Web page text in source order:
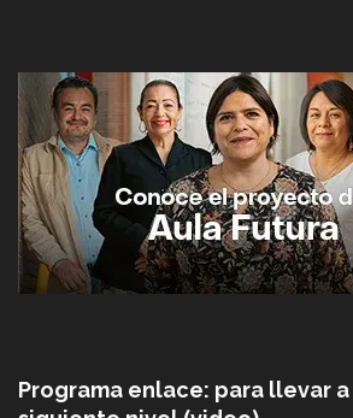
Programa enlace: para llevar